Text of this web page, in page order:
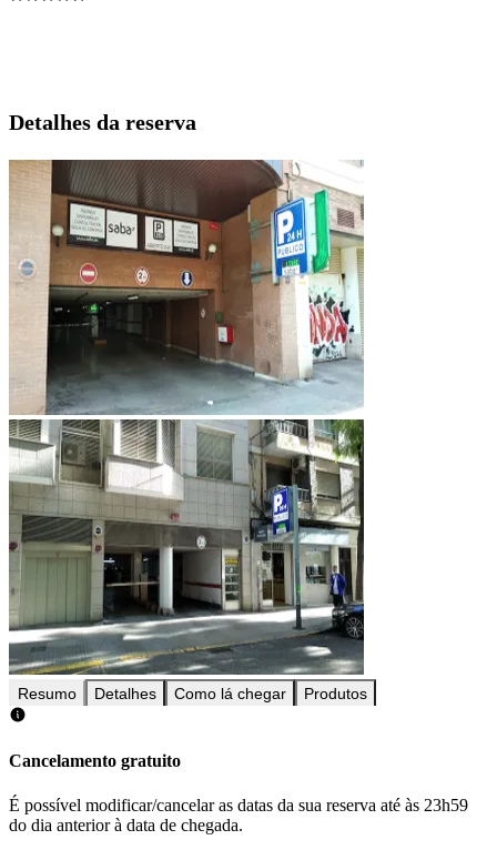
Detalhes da reserva
Resumo Detalhes Como lá chegar Produtos
Cancelamento gratuito
É possível modificar/cancelar as datas da sua reserva até às 23h59
do dia anterior à data de chegada.